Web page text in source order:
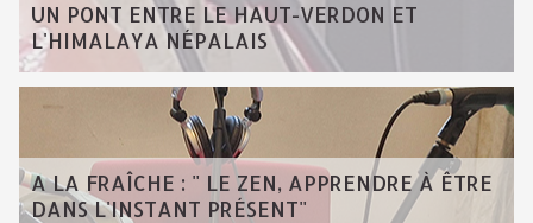
UN PONT ENTRE LE HAUT-VERDON ET
L'HIMALAYA NÉPALAIS
A LA FRAÎCHE : " LE ZEN, APPRENDRE À ÊTRE
DANS L'INSTANT PRÉSENT"